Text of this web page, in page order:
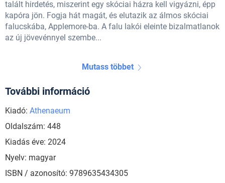
talált hirdetés, miszerint egy skóciai házra kell vigyázni, épp
kapóra jön. Fogja hát magát, és elutazik az álmos skóciai
falucskába, Applemore-ba. A falu lakói eleinte bizalmatlanok
az új jövevénnyel szembe...
Mutass többet
További információ
Kiadó: Athenaeum
Oldalszám: 448
Kiadás éve: 2024
Nyelv: magyar
ISBN / azonosító: 9789635434305